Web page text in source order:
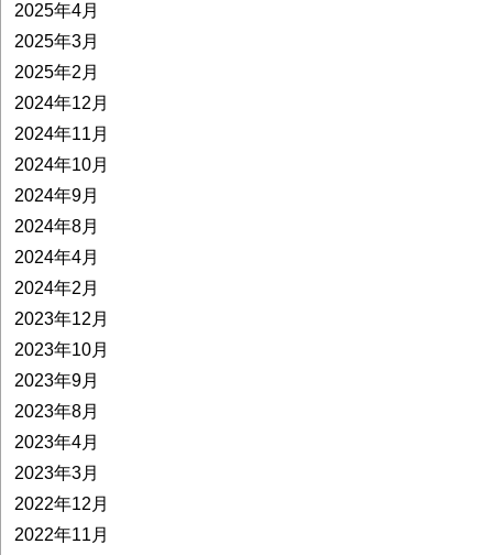
2025年4月
2025年3月
2025年2月
2024年12月
2024年11月
2024年10月
2024年9月
2024年8月
2024年4月
2024年2月
2023年12月
2023年10月
2023年9月
2023年8月
2023年4月
2023年3月
2022年12月
2022年11月